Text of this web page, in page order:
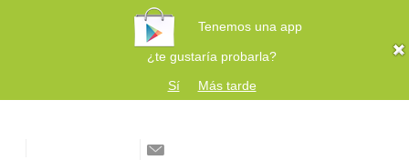
Tenemos una app
¿te gustaría probarla?
Sí
Más tarde